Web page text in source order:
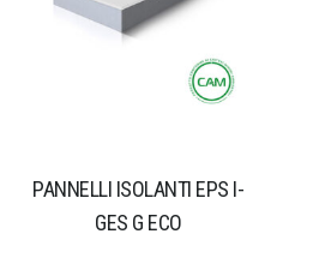
PANNELLI ISOLANTI EPS I-
GES G ECO